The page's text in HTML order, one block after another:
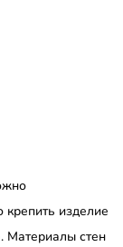
изделие
Материалы стен